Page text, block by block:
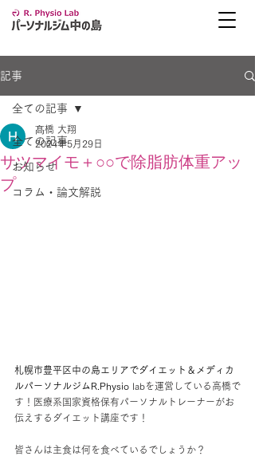
記事
全ての記事
お知らせ
コラム・論文解説
全ての記事
サツマイモ＋○○で除脂肪体重アッ
プ
髙橋 大翔
2024年5月29日
札幌市豊平区中の島エリアでダイエット ＆メディカ
ルパーソナルジムR.Physio labを運営している高橋で
す！医療系国家資格保有パーソナルトレーナーがお
伝えするダイエット講座です！
皆さんは主食は何を食べているでしょうか？